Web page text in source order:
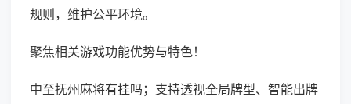
规则，维护公平环境。
聚焦相关游戏功能优势与特色！
中至抚州麻将有挂吗；支持透视全局牌型、智能出牌